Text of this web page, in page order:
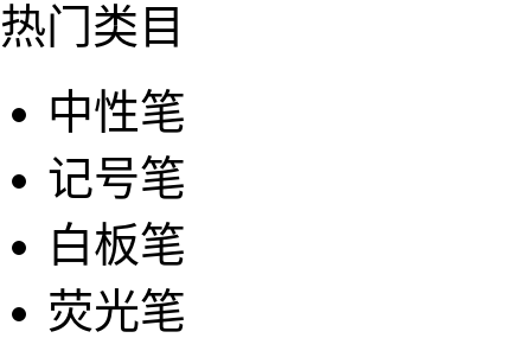
热门类目
中性笔
记号笔
白板笔
荧光笔